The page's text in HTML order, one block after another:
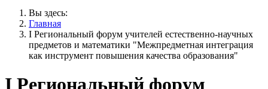
Вы здесь:
Главная
I Региональный форум учителей естественно-научных
предметов и математики "Межпредметная интеграция
как инструмент повышения качества образования"
I Региональный форум